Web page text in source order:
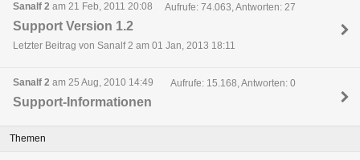
Sanalf 2 am 21 Feb, 2011 20:08 Aufrufe: 74.063, Antworten: 27
Support Version 1.2
Letzter Beitrag von Sanalf 2 am 01 Jan, 2013 18:11
Sanalf 2 am 25 Aug, 2010 14:49 Aufrufe: 15.168, Antworten: 0
Support-Informationen
Themen